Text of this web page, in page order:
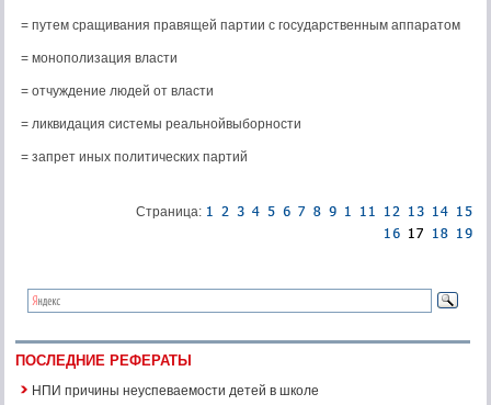
= путем сращивания правящей партии с государственным аппаратом
= монополизация власти
= отчуждение людей от власти
= ликвидация системы реальнойвыборности
= запрет иных политических партий
Страница:
ПОСЛЕДНИЕ РЕФЕРАТЫ
НПИ причины неуспеваемости детей в школе